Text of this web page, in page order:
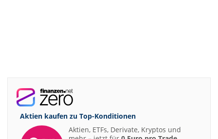
Aktien kaufen zu Top-Konditionen
Aktien, ETFs, Derivate, Kryptos und